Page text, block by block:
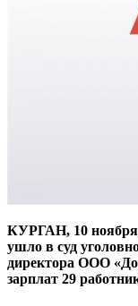
КУРГАН, 10
ушло в суд
директора ООО
зарплат 29